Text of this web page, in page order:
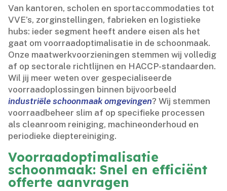
Van kantoren, scholen en sportaccommodaties tot
VVE’s, zorginstellingen, fabrieken en logistieke
hubs: ieder segment heeft andere eisen als het
gaat om voorraadoptimalisatie in de schoonmaak.​
Onze maatwerkvoorzieningen stemmen wij volledig
af op sectorale richtlijnen en HACCP-standaarden.​
Wil jij meer weten over gespecialiseerde
voorraadoplossingen binnen bijvoorbeeld
industriële schoonmaak omgevingen? Wij stemmen
voorraadbeheer slim af op specifieke processen
als cleanroom reiniging, machineonderhoud en
periodieke dieptereiniging.​
Voorraadoptimalisatie
schoonmaak: Snel en efficiënt
offerte aanvragen